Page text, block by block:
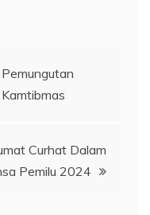
Curhat Dalam
Pemilu 2024